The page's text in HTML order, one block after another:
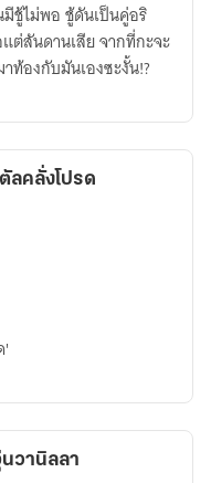
มีชู้ไม่พอ ชู้ดันเป็นคู่อริ
ต่สันดานเสีย จากที่กะจะ
ท้องกับมันเองซะงั้น!?
ลคลั่งโปรด
'
วานิลลา